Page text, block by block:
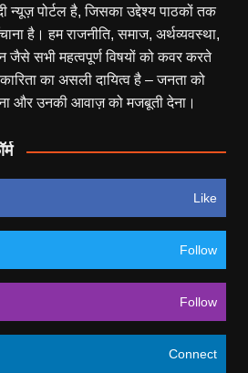
न्यूज़ पोर्टल है, जिसका उद्देश्य पाठकों तक
है। हम राजनीति, समाज, अर्थव्यवस्था,
जैसे सभी महत्वपूर्ण विषयों को कवर करते
का असली दायित्व है – जनता को
और उनकी आवाज़ को मजबूती देना।
Like
Follow
Follow
Connect